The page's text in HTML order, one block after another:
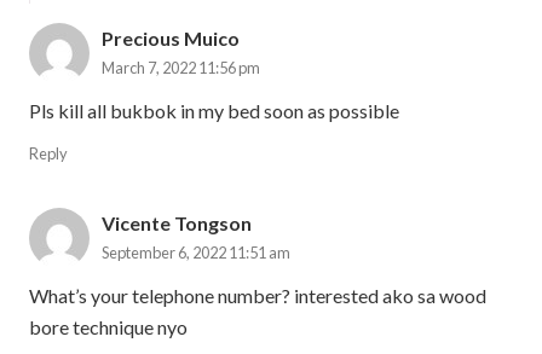
Precious Muico
March 7, 2022 11:56 pm
Pls kill all bukbok in my bed soon as possible
Reply
Vicente Tongson
September 6, 2022 11:51 am
What’s your telephone number? interested ako sa wood
bore technique nyo